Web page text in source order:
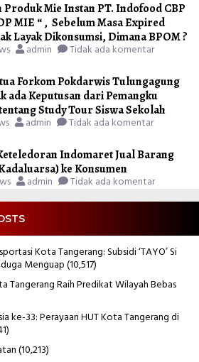
Produk Mie Instan PT. Indofood CBP
MIE “ , Sebelum Masa Expired
Layak Dikonsumsi, Dimana BPOM ?
admin Tidak ada komentar
Forkom Pokdarwis Tulungagung
ada Keputusan dari Pemangku
Study Tour Siswa Sekolah
admin Tidak ada komentar
Indomaret Jual Barang
ke Konsumen
admin Tidak ada komentar
Kota Tangerang: Subsidi ‘TAYO’ Si
Menguap(10,517)
Tangerang Raih Predikat Wilayah Bebas
ke-33: Perayaan HUT Kota Tangerang di
(10,213)